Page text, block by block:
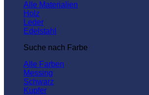
Alle Materialien
Holz
Leder
Edelstahl
Suche nach Farbe
Alle Farben
Messing
Schwarz
Kupfer